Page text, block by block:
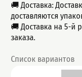
🚚 Доставка:
доставляются
🚚 Доставка на 5-й
заказа.
Список вариантов